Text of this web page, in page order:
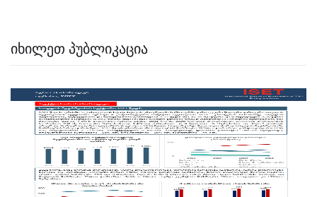
ᲘᲮᲘᲚᲔᲗ ᲞᲣᲑᲚᲘᲙᲐᲪᲘᲐ